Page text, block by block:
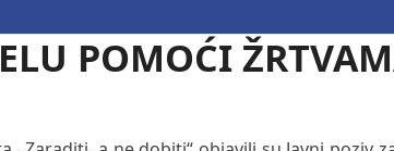
POMOĆI